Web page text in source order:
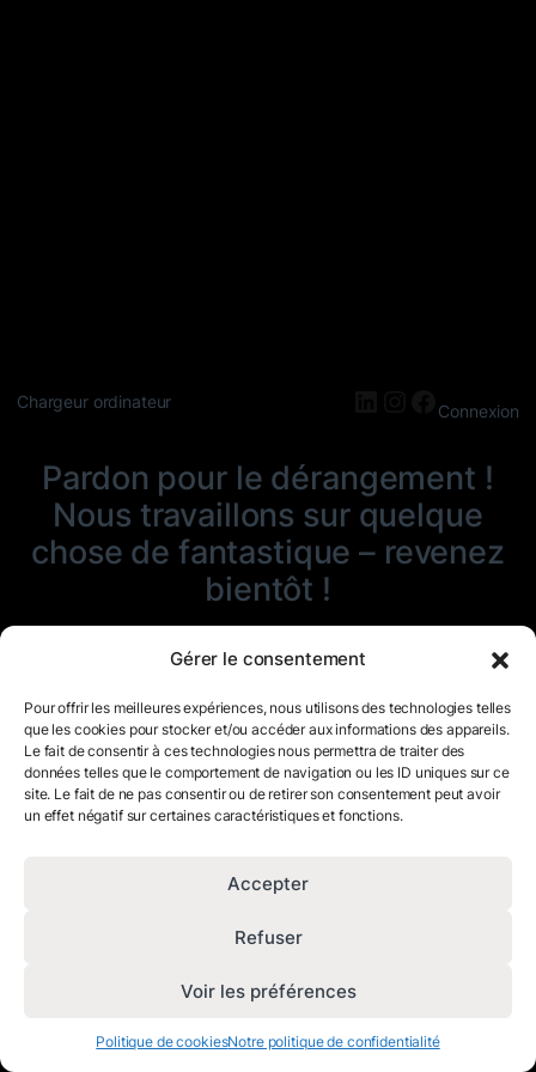
Gérer le consentement
Pour offrir les meilleures expériences, nous utilisons des technologies telles
que les cookies pour stocker et/ou accéder aux informations des appareils.
Le fait de consentir à ces technologies nous permettra de traiter des
données telles que le comportement de navigation ou les ID uniques sur ce
site. Le fait de ne pas consentir ou de retirer son consentement peut avoir
un effet négatif sur certaines caractéristiques et fonctions.
Accepter
Refuser
Voir les préférences
Politique de cookiesNotre politique de confidentialité
Chargeur ordinateur LinkedIn
Instagram
Connexion
Pardon pour le dérangement !
Nous travaillons sur quelque
chose de fantastique – revenez
bientôt !